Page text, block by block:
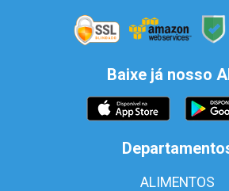
Baixe já nosso
ALIMENTOS